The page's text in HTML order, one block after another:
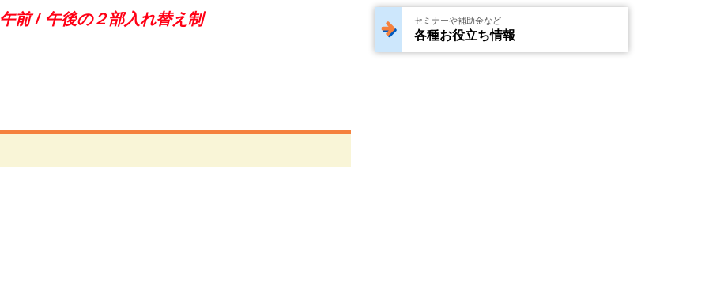
午前 / 午後の２部入れ替え制
セミナーや補助金など
各種お役立ち情報